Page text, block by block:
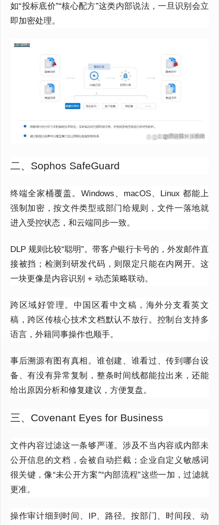
如“投标底价”“核心配方”这类内部说法 ，一旦识别会立
即加密处理。
二、Sophos SafeGuard
终端全家桶覆盖。 Windows 、 macOS、 Linux 都能上
强制加密，按文件类型或部门给规则，文件一落地就
进入受控状态，和云端同步一致。
DLP 规则比较“聪明”。带客户银行卡号的，外发邮件直
接被挡；检测到研发代码，则限定只能在内网开。这
一块更像是内容识别 + 动态策略联动。
跨区域好管理。中国区看中文稿，海外分支看英文
稿，跨区传核心技术文档默认不放行。控制台支持多
语言，外籍同事操作也顺手。
事后溯源有图有真相。谁创建、谁看过、传到哪台设
备、有没有异常复制，整条时间线都能拉出来，还能
给出原因分析和修复建议，方便复盘。
三、Covenant Eyes for Business
文件内容过滤这一条够严谨。涉及不当内容或内部未
公开信息的文档，会被自动拦截；企业自定义敏感词
很关键，像“未公开方案”“内部流程”这些一加，过滤就
更准。
操作审计细到时间、 IP、路径。按部门、时间段、动